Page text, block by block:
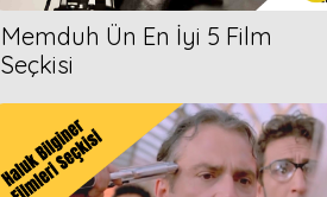
Memduh Ün En İyi 5 Film
Seçkisi